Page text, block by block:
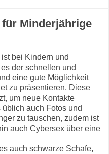
Minderjährige
bei Kindern und
der schnellen und
eine gute Möglichkeit
zu präsentieren. Diese
um neue Kontakte
auch Fotos und
zu tauschen, zudem ist
auch Cybersex über eine
auch schwarze Schafe,